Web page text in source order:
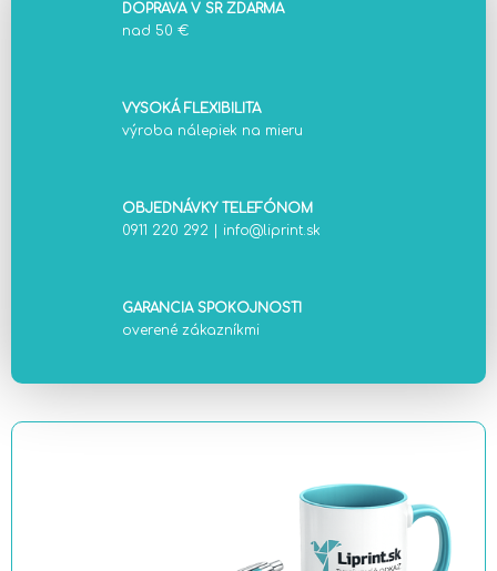
DOPRAVA V SR ZDARMA
nad 50 €
VYSOKÁ FLEXIBILITA
výroba nálepiek na mieru
OBJEDNÁVKY TELEFÓNOM
0911 220 292
info@liprint.sk
GARANCIA SPOKOJNOSTI
overené zákazníkmi